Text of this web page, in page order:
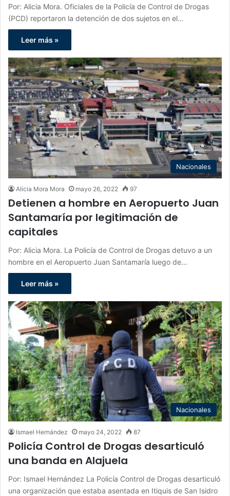
Por: Alicia Mora. Oficiales de la Policía de Control de Drogas
(PCD) reportaron la detención de dos sujetos en el…
Leer más »
Nacionales
Alicia Mora Mora mayo 26, 2022 97
Detienen a hombre en Aeropuerto Juan
Santamaría por legitimación de
capitales
Por: Alicia Mora. La Policía de Control de Drogas detuvo a un
hombre en el Aeropuerto Juan Santamaría luego de…
Leer más »
Nacionales
Ismael Hernández mayo 24, 2022 87
Policía Control de Drogas desarticuló
una banda en Alajuela
Por: Ismael Hernández La Policía Control de Drogas desarticuló
una organización que estaba asentada en Itiquis de San Isidro